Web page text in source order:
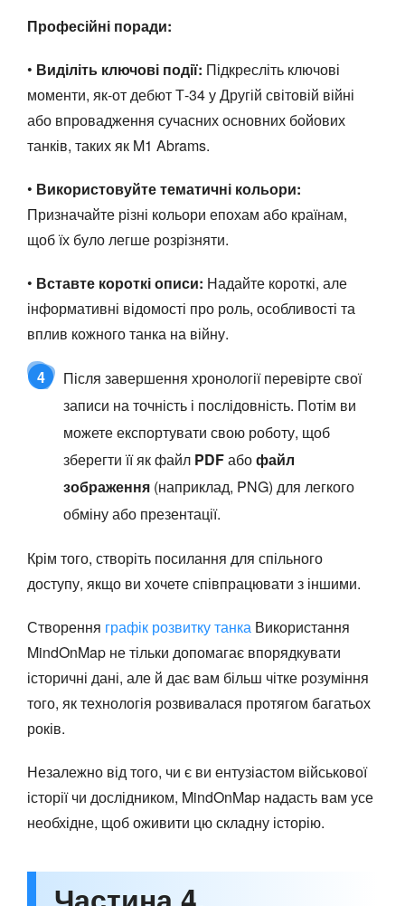
Професійні поради:
• Виділіть ключові події: Підкресліть ключові
моменти, як-от дебют Т-34 у Другій світовій війні
або впровадження сучасних основних бойових
танків, таких як M1 Abrams.
• Використовуйте тематичні кольори:
Призначайте різні кольори епохам або країнам,
щоб їх було легше розрізняти.
• Вставте короткі описи: Надайте короткі, але
інформативні відомості про роль, особливості та
вплив кожного танка на війну.
4
Після завершення хронології перевірте свої
записи на точність і послідовність. Потім ви
можете експортувати свою роботу, щоб
зберегти її як файл PDFабофайл
зображення (наприклад, PNG) для легкого
обміну або презентації.
Крім того, створіть посилання для спільного
доступу, якщо ви хочете співпрацювати з іншими.
Створення графік розвитку танка Використання
MindOnMap не тільки допомагає впорядкувати
історичні дані, але й дає вам більш чітке розуміння
того, як технологія розвивалася протягом багатьох
років.
Незалежно від того, чи є ви ентузіастом військової
історії чи дослідником, MindOnMap надасть вам усе
необхідне, щоб оживити цю складну історію.